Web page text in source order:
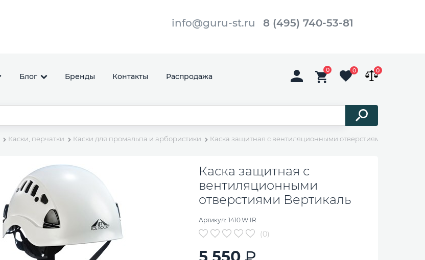
info@guru-st.ru 8 (495) 740-53-81
Блог Бренды Контакты Распродажа
0 0 0
Каски, перчатки Каски для промальпа и арбористики Каска защитная с вентиляционными отверстиями Вертикаль
Каска защитная с
вентиляционными
отверстиями Вертикаль
Артикул: 1410.W IR
(0)